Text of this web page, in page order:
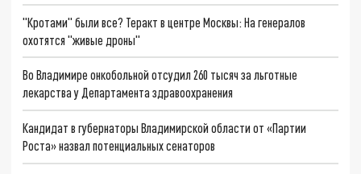
"Кротами" были все? Теракт в центре Москвы: На генералов
охотятся "живые дроны"
Во Владимире онкобольной отсудил 260 тысяч за льготные
лекарства у Департамента здравоохранения
Кандидат в губернаторы Владимирской области от «Партии
Роста» назвал потенциальных сенаторов